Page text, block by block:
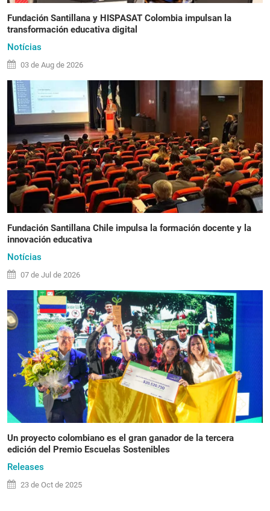
Fundación Santillana y HISPASAT Colombia impulsan la
transformación educativa digital
Notícias
03 de Aug de 2026
Fundación Santillana Chile impulsa la formación docente y la
innovación educativa
Notícias
07 de Jul de 2026
Un proyecto colombiano es el gran ganador de la tercera
edición del Premio Escuelas Sostenibles
Releases
23 de Oct de 2025